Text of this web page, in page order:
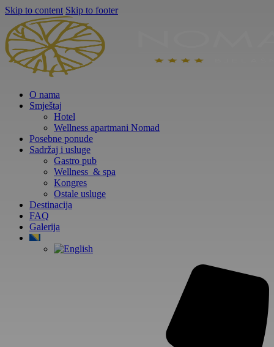
Skip to content Skip to footer
O nama
Smještaj
Hotel
Wellness apartmani Nomad
Posebne ponude
Sadržaj i usluge
Gastro pub
Wellness & spa
Kongres
Ostale usluge
Destinacija
FAQ
Galerija